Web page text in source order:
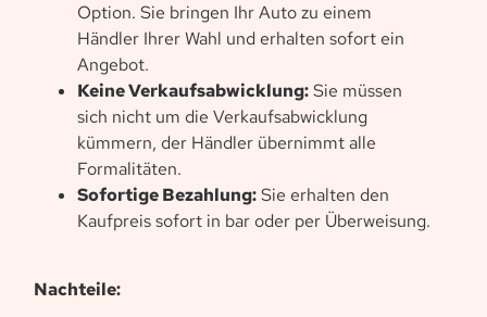
Option. Sie bringen Ihr Auto zu einem
Händler Ihrer Wahl und erhalten sofort ein
Angebot.
Keine Verkaufsabwicklung:Sie müssen
sich nicht um die Verkaufsabwicklung
kümmern, der Händler übernimmt alle
Formalitäten.
Sofortige Bezahlung:Sie erhalten den
Kaufpreis sofort in bar oder per Überweisung.
Nachteile: